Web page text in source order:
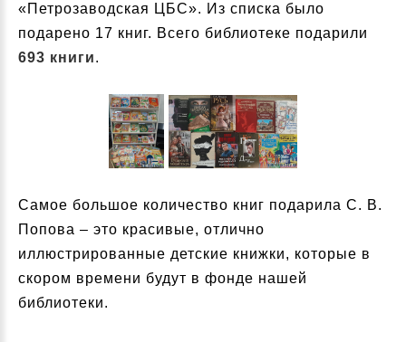
«Петрозаводская ЦБС». Из списка было
подарено 17 книг. Всего библиотеке подарили
693 книги.
Самое большое количество книг подарила С. В.
Попова – это красивые, отлично
иллюстрированные детские книжки, которые в
скором времени будут в фонде нашей
библиотеки.